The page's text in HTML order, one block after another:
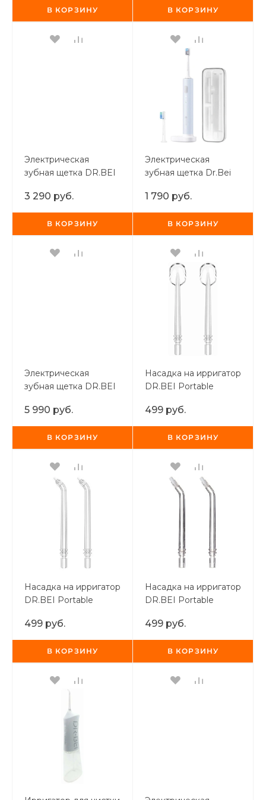
раз в 2 недели
В КОРЗИНУ В КОРЗИНУ
Электрическая
зубная щетка DR.BEI
Toothbrush BY-V12
(Черное золото)
3 290 руб.
В КОРЗИНУ
Электрическая
зубная щетка Dr.Bei
Toothbrush С1 Blue
1 790 руб.
В КОРЗИНУ
Электрическая
зубная щетка DR.BEI
Toothbrush S7 Grey
5 990 руб.
В КОРЗИНУ
Насадка на ирригатор
DR.BEI Portable
Coating Cleaning
Nozzle (2 шт)
499 руб.
В КОРЗИНУ
Насадка на ирригатор
DR.BEI Portable
Periodontal Pocket
Cleaning Nozzle (2 шт)
499 руб.
В КОРЗИНУ
Насадка на ирригатор
DR.BEI Portable
Orthodontics Nozzle (2
шт)
499 руб.
В КОРЗИНУ